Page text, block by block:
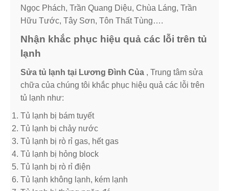
Ngọc Phách, Trần Quang Diệu, Chùa Láng, Trần
Hữu Tước, Tây Sơn, Tôn Thất Tùng….
Nhận khắc phục hiệu quả các lỗi trên tủ
lạnh
Sửa tủ lạnh tại Lương Đình Của , Trung tâm sửa
chữa của chúng tôi khắc phục hiệu quả các lỗi trên
tủ lạnh như:
Tủ lạnh bị bám tuyết
Tủ lạnh bị chảy nước
Tủ lạnh bị rò rỉ gas, hết gas
Tủ lạnh bị hỏng block
Tủ lạnh bị rò rỉ điện
Tủ lạnh không lạnh, kém lạnh